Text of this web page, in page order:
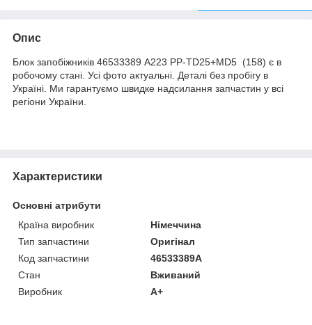
Опис
Блок запобіжників 46533389 A223 PP-TD25+MD5 (158) є в
робочому стані. Усі фото актуальні. Деталі без пробігу в
Україні. Ми гарантуємо швидке надсилання запчастин у всі
регіони України.
Характеристики
Основні атрибути
Країна виробник
Німеччина
Тип запчастини
Оригінал
Код запчастини
46533389A
Стан
Вживаний
Виробник
A+